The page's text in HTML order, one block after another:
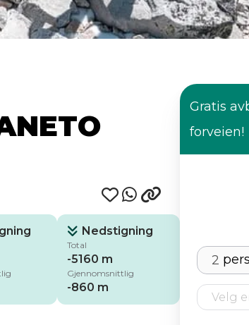
Nedstigning
Total
-5160 m
Gjennomsnittlig
-860 m
Gratis
forveien!